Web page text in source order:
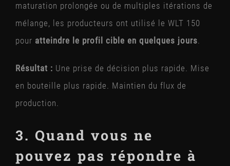
maturation prolongée ou de multiples itérations de
mélange, les producteurs ont utilisé le WLT 150
pour atteindre le profil cible en quelques jours.
Résultat : Une prise de décision plus rapide. Mise
en bouteille plus rapide. Maintien du flux de
production.
3. Quand vous ne
pouvez pas répondre à